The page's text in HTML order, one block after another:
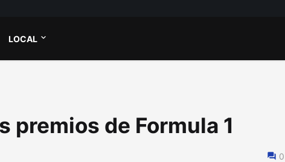
LOCAL
premios de Formula 1
0